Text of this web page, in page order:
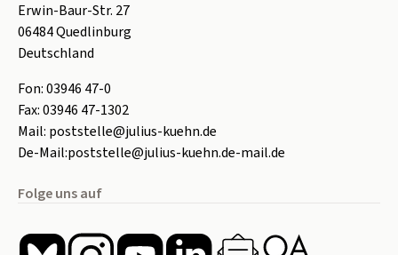
Erwin-Baur-Str. 27
06484Quedlinburg
Deutschland
Fon:03946 47-0
Fax:03946 47-1302
Mail: poststelle@julius-kuehn.de
De-Mail:poststelle@julius-kuehn.de-mail.de
Folge uns auf